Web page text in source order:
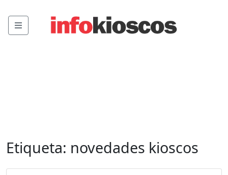
Menu
Etiqueta: novedades kioscos